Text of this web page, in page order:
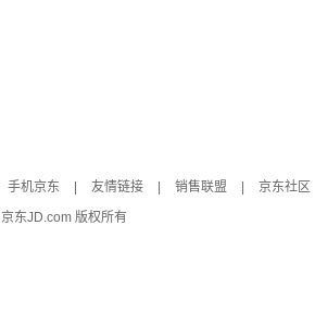
手机京东 友情链接 销售联盟 京东社区
京东JD.com 版权所有